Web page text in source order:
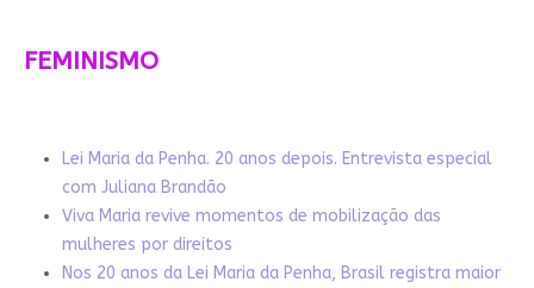
FEMINISMO
Lei Maria da Penha. 20 anos depois. Entrevista especial
com Juliana Brandão
Viva Maria revive momentos de mobilização das
mulheres por direitos
Nos 20 anos da Lei Maria da Penha, Brasil registra maior